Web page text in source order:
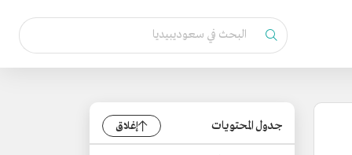
جدول المحتويات إغلاق